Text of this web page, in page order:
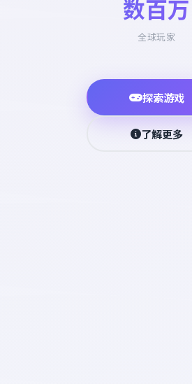
数百万
全球玩家
探索游戏
了解更多